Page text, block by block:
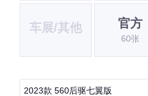
车展/其他 官方
60张
2023款 560后驱七翼版